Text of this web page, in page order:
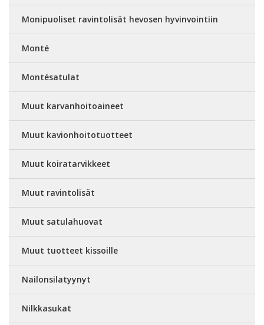
Monipuoliset ravintolisät hevosen hyvinvointiin
Monté
Montésatulat
Muut karvanhoitoaineet
Muut kavionhoitotuotteet
Muut koiratarvikkeet
Muut ravintolisät
Muut satulahuovat
Muut tuotteet kissoille
Nailonsilatyynyt
Nilkkasukat